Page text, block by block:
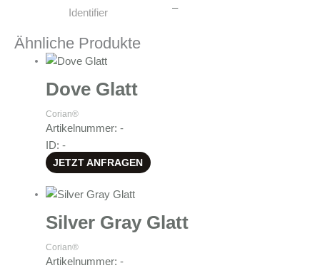
Identifier –
Ähnliche Produkte
Dove Glatt
Corian®
Artikelnummer: -
ID: -
JETZT ANFRAGEN
Silver Gray Glatt
Corian®
Artikelnummer: -